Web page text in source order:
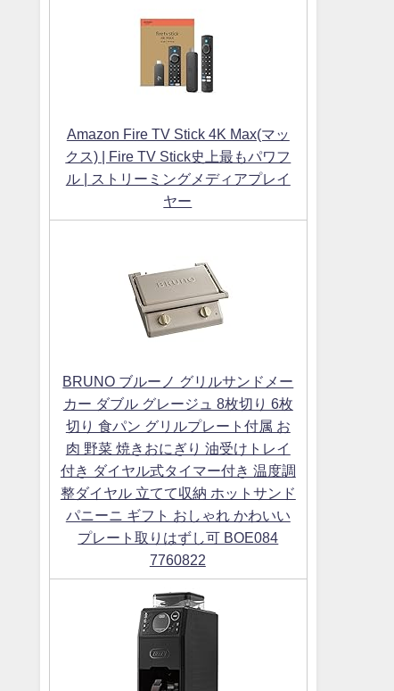
Amazon Fire TV Stick 4K Max(マッ
クス) | Fire TV Stick史上最もパワフ
ル | ストリーミングメディアプレイ
ヤー
BRUNO ブルーノ グリルサンドメー
カー ダブル グレージュ 8枚切り 6枚
切り 食パン グリルプレート付属 お
肉 野菜 焼きおにぎり 油受けトレイ
付き ダイヤル式タイマー付き 温度調
整ダイヤル 立てて収納 ホットサンド
パニーニ ギフト おしゃれ かわいい
プレート取りはずし可 BOE084
7760822